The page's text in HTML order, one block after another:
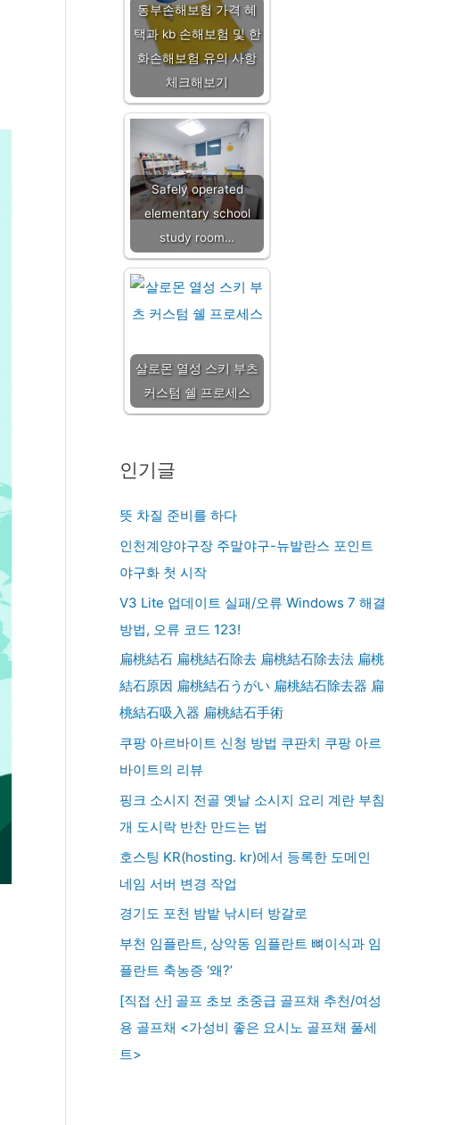
동부손해보험 가격 혜
택과 kb 손해보험 및 한
화손해보험 유의 사항
체크해보기
Safely operated
elementary school
study room…
살로몬 열성 스키 부츠
커스텀 쉘 프로세스
인기글
뜻 차질 준비를 하다
인천계양야구장 주말야구-뉴발란스 포인트
야구화 첫 시작
V3 Lite 업데이트 실패/오류 Windows 7 해결
방법, 오류 코드 123!
扁桃結石 扁桃結石除去 扁桃結石除去法 扁桃
結石原因 扁桃結石うがい 扁桃結石除去器 扁
桃結石吸入器 扁桃結石手術
쿠팡 아르바이트 신청 방법 쿠판치 쿠팡 아르
바이트의 리뷰
핑크 소시지 전골 옛날 소시지 요리 계란 부침
개 도시락 반찬 만드는 법
호스팅 KR(hosting. kr)에서 등록한 도메인
네임 서버 변경 작업
경기도 포천 밤밭 낚시터 방갈로
부천 임플란트, 상악동 임플란트 뼈이식과 임
플란트 축농증 ‘왜?’
[직접 산] 골프 초보 초중급 골프채 추천/여성
용 골프채 <가성비 좋은 요시노 골프채 풀세
트>